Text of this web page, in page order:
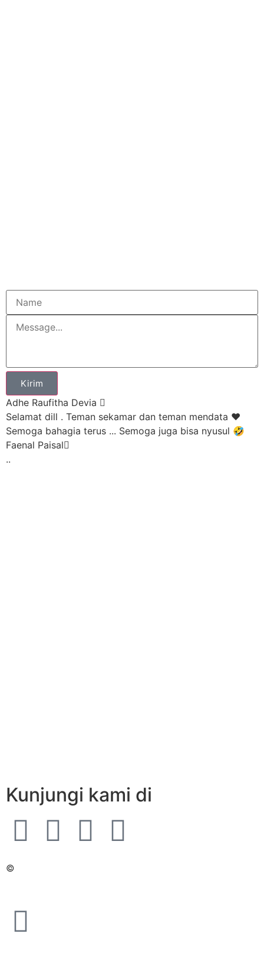
Kirim
Adhe Raufitha Devia
Selamat dill . Teman sekamar dan teman mendata ❤️
Semoga bahagia terus ... Semoga juga bisa nyusul 🤣
Faenal Paisal
..
Kunjungi kami di
©